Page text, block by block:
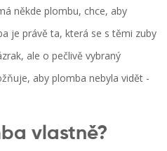
někde plombu, chce, aby
je právě ta, která se s těmi zuby
ale o pečlivě vybraný
aby plomba nebyla vidět -
vlastně?